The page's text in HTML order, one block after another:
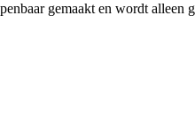
gemaakt en wordt